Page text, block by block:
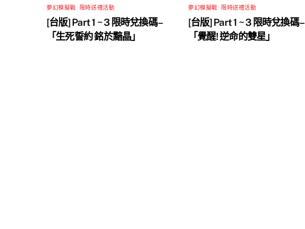
夢幻模擬戰 限時送禮活動
[台版] Part 1 ~ 3 限時兌換碼 –
「生死誓約 銘於黯晶」
夢幻模擬戰 限時送禮活動
[台版] Part 1 ~ 3 限時兌換碼 –
「覺醒! 逆命的雙星」